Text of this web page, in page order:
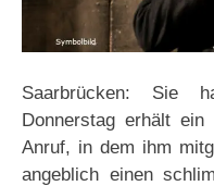
Saarbrücken: Sie
Donnerstag erhält ein
Anruf, in dem ihm
angeblich einen